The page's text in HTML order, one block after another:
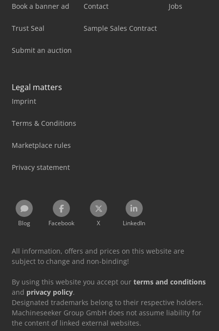
Book a banner ad
Trust Seal
Submit an auction
Contact
Sample Sales Contract
Jobs
Legal matters
Imprint
Terms & Conditions
Marketplace rules
Privacy statement
Blog Facebook X LinkedIn
All information, offers and prices on this website are
subject to change and non-binding!
By using this website you accept our terms and conditions
and privacy policy.
Designated trademarks belong to their respective holders.
Machineseeker Group GmbH does not assume liability for
the content of linked external websites.